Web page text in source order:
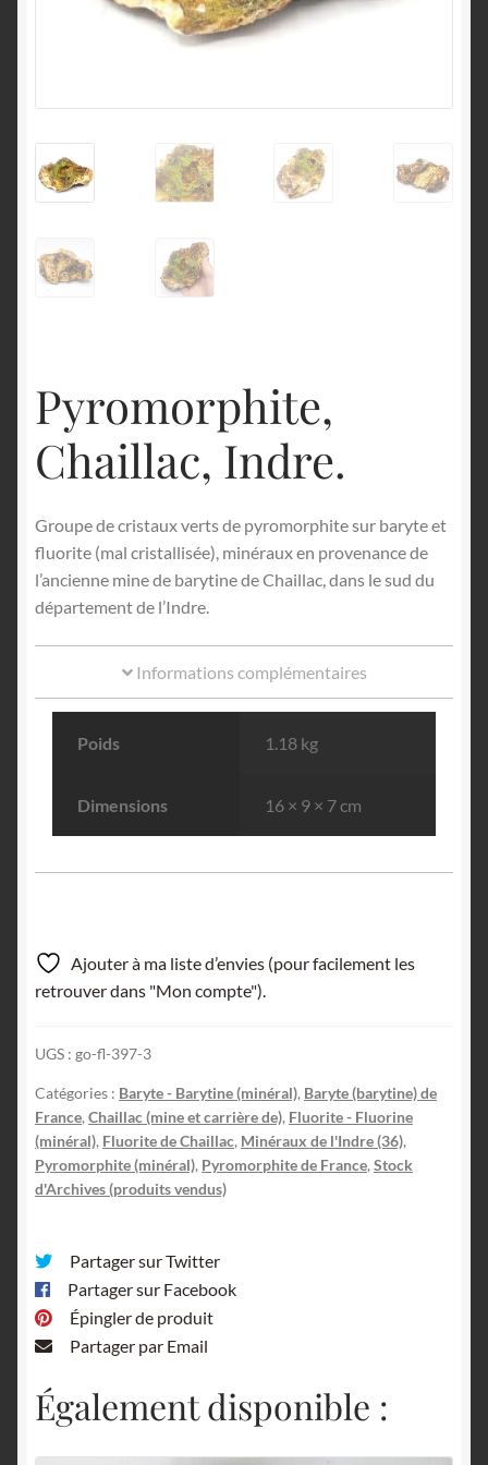
Pyromorphite,
Chaillac, Indre.
Groupe de cristaux verts de pyromorphite sur baryte et
fluorite (mal cristallisée), minéraux en provenance de
l’ancienne mine de barytine de Chaillac, dans le sud du
département de l’Indre.
Informations complémentaires
Poids 1.18 kg
Dimensions 16 × 9 × 7 cm
Ajouter à ma liste d’envies (pour facilement les
retrouver dans "Mon compte").
UGS : go-fl-397-3
Catégories : Baryte - Barytine (minéral), Baryte (barytine) de
France, Chaillac (mine et carrière de), Fluorite - Fluorine
(minéral), Fluorite de Chaillac, Minéraux de l'Indre (36),
Pyromorphite (minéral), Pyromorphite de France, Stock
d'Archives (produits vendus)
Partager sur Twitter
Partager sur Facebook
Épingler de produit
Partager par Email
Également disponible :